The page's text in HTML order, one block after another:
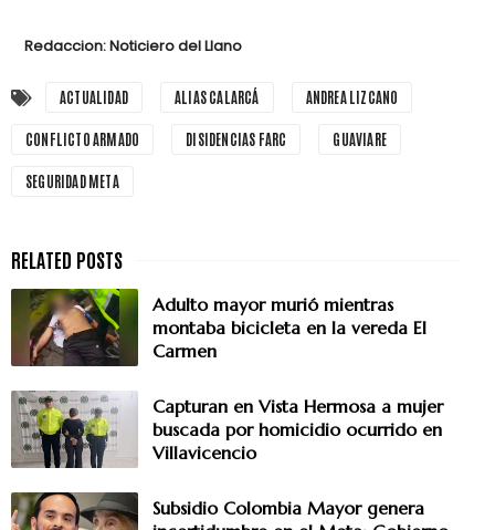
Redaccion: Noticiero del Llano
ACTUALIDAD ALIAS CALARCÁ ANDREA LIZCANO
CONFLICTO ARMADO DISIDENCIAS FARC GUAVIARE
SEGURIDAD META
Adulto mayor murió mientras
montaba bicicleta en la vereda El
Carmen
Capturan en Vista Hermosa a mujer
buscada por homicidio ocurrido en
Villavicencio
Subsidio Colombia Mayor genera